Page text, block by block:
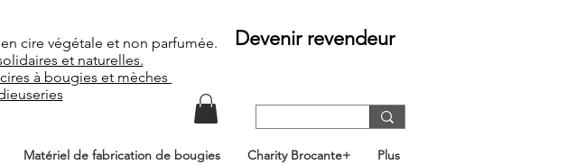
cire végétale et non parfumée.
et naturelles.
à bougies et mèches
Devenir revendeur
Matériel de fabrication de bougies Charity Brocante+ Plus